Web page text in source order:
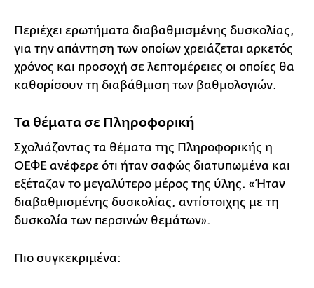
Περιέχει ερωτήματα διαβαθμισμένης δυσκολίας,
για την απάντηση των οποίων χρειάζεται αρκετός
χρόνος και προσοχή σε λεπτομέρειες οι οποίες θα
καθορίσουν τη διαβάθμιση των βαθμολογιών.
Τα θέματα σε Πληροφορική
Σχολιάζοντας τα θέματα της Πληροφορικής η
ΟΕΦΕ ανέφερε ότι ήταν σαφώς διατυπωμένα και
εξέταζαν το μεγαλύτερο μέρος της ύλης. «Ήταν
διαβαθμισμένης δυσκολίας, αντίστοιχης με τη
δυσκολία των περσινών θεμάτων».
Πιο συγκεκριμένα: